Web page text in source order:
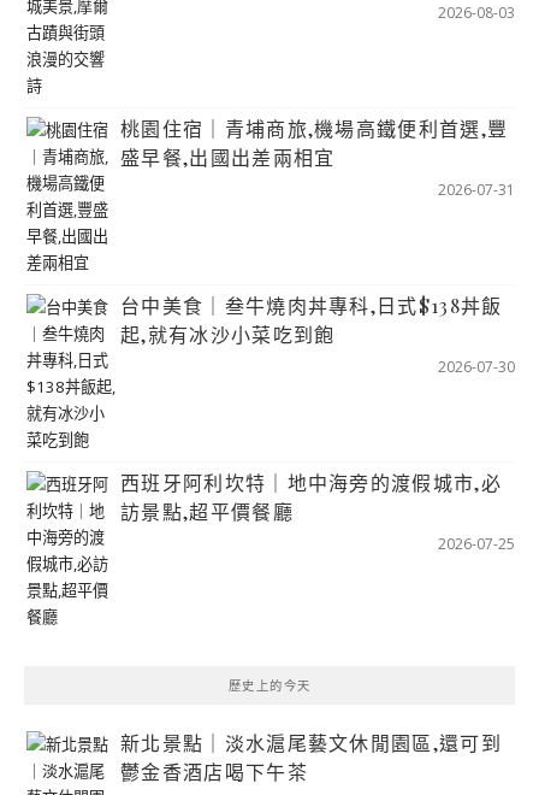
2026-08-03
桃園住宿｜青埔商旅,機場高鐵便利首選,豐
盛早餐,出國出差兩相宜
2026-07-31
台中美食｜叁牛燒肉丼專科,日式$138丼飯
起,就有冰沙小菜吃到飽
2026-07-30
西班牙阿利坎特｜地中海旁的渡假城市,必
訪景點,超平價餐廳
2026-07-25
歷史上的今天
新北景點｜淡水滬尾藝文休閒園區,還可到
鬱金香酒店喝下午茶